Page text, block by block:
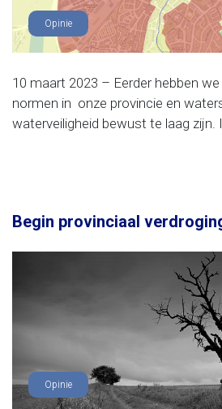
Opinie
10 maart 2023 – Eerder hebben
normen in onze provincie en
waterveiligheid bewust te laag zijn.
Begin provinciaal
Opinie